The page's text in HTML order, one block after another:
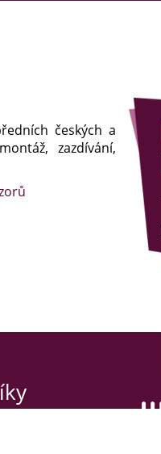
českých a
zazdívání,